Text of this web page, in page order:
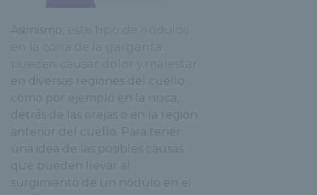
Asimismo, este tipo de nódulos
en la zona de la garganta
pueden causar dolor y malestar
en diversas regiones del cuello
como por ejemplo en la nuca,
detrás de las orejas o en la región
anterior del cuello. Para tener
una idea de las posibles causas
que pueden llevar al
surgimiento de un nódulo en el